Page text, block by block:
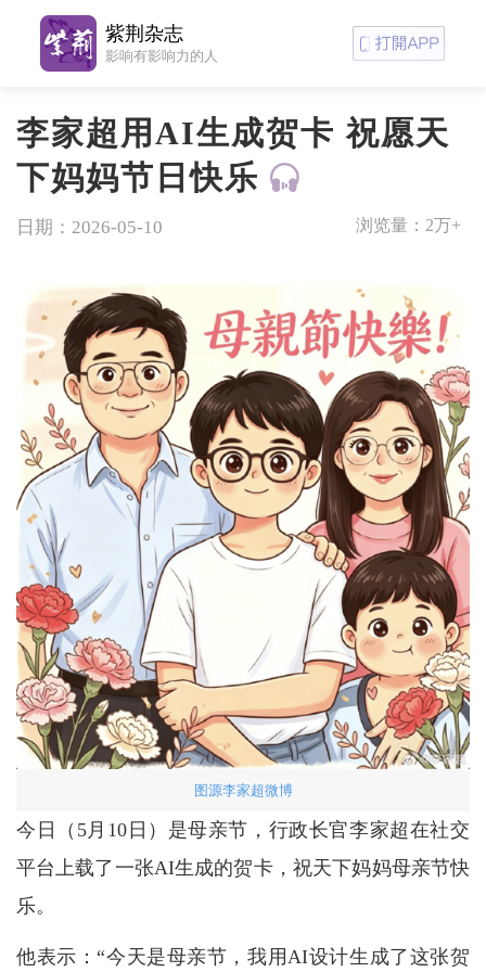
李家超用AI生成贺卡 祝愿天
下妈妈节日快乐
日期：2026-05-10 浏览量： 2万+
图源李家超微博
今日（5月10日）是母亲节，行政长官李家超在社交
平台上载了一张AI生成的贺卡，祝天下妈妈母亲节快
乐。
他表示：“今天是母亲节，我用AI设计生成了这张贺
紫荆杂志
影响有影响力的人